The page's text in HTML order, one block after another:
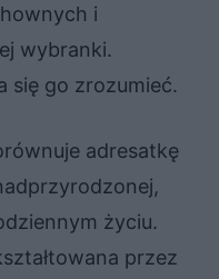
i
wybranki.
się go zrozumieć.
adresatkę
życiu.
przez